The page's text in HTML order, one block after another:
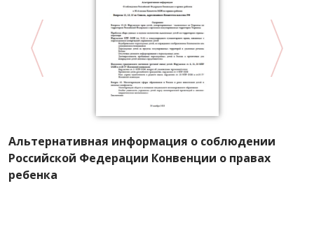
Альтернативная информация о соблюдении
Российской Федерации Конвенции о правах
ребенка